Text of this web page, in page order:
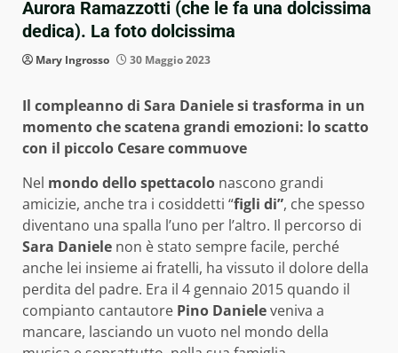
Aurora Ramazzotti (che le fa una dolcissima
dedica). La foto dolcissima
Mary Ingrosso 30 Maggio 2023
Il compleanno di Sara Daniele si trasforma in un
momento che scatena grandi emozioni: lo scatto
con il piccolo Cesare commuove
Nel mondo dello spettacolo nascono grandi
amicizie, anche tra i cosiddetti “figli di”, che spesso
diventano una spalla l’uno per l’altro. Il percorso di
Sara Daniele non è stato sempre facile, perché
anche lei insieme ai fratelli, ha vissuto il dolore della
perdita del padre. Era il 4 gennaio 2015 quando il
compianto cantautore Pino Danieleveniva a
mancare, lasciando un vuoto nel mondo della